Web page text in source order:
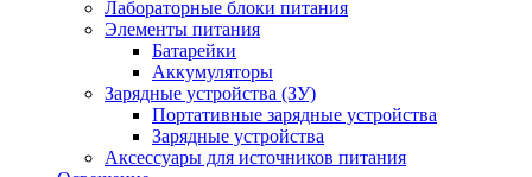
Лабораторные блоки питания
Элементы питания
Батарейки
Аккумуляторы
Зарядные устройства (ЗУ)
Портативные зарядные устройства
Зарядные устройства
Аксессуары для источников питания